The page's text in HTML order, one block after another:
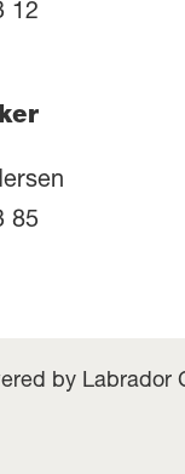
12
85
by Labrador